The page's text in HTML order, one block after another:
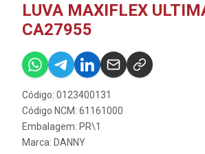
LUVA MAXIFLEX
CA27955
Código: 0123400131
Código NCM: 61161000
Embalagem: PR\1
Marca: DANNY